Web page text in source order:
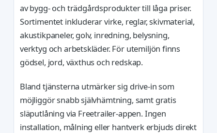
av bygg- och trädgårdsprodukter till låga priser.
Sortimentet inkluderar virke, reglar, skivmaterial,
akustikpaneler, golv, inredning, belysning,
verktyg och arbetskläder. För utemiljön finns
gödsel, jord, växthus och redskap.
Bland tjänsterna utmärker sig drive-in som
möjliggör snabb självhämtning, samt gratis
släputlåning via Freetrailer-appen. Ingen
installation, målning eller hantverk erbjuds direkt